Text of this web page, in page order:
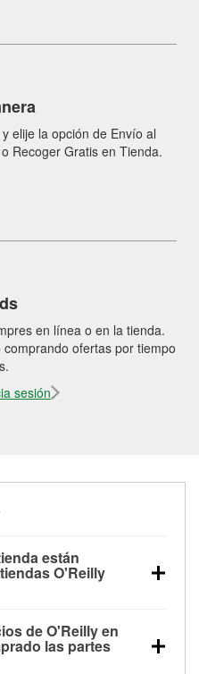
elije la opción de Envío al
Recoger Gratis en Tienda.
en línea o en la tienda.
ofertas por tiempo
sesión
están
O'Reilly
de alternador y
la luz “Check Engine”
de O'Reilly en
las partes